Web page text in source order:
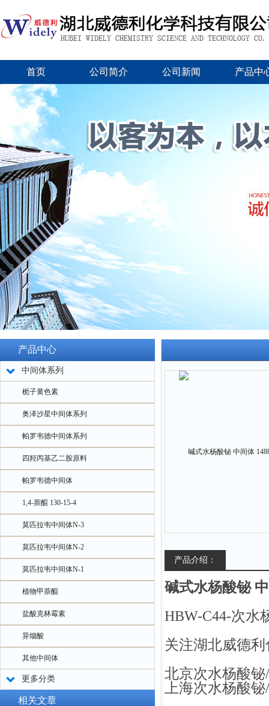
首页 公司简介 公司新闻 产品中
产品中心
中间体系列
栀子黄色素
奥泽沙星中间体系列
帕罗韦德中间体系列
四羟丙基乙二胺原料
帕罗韦德中间体
1,4-萘醌 130-15-4
莫匹拉韦中间体N-3
莫匹拉韦中间体N-2
莫匹拉韦中间体N-1
植物甲萘醌
盐酸克林霉素
异烟酸
其他中间体
更多分类
相关文章
产品介绍：
碱式水杨酸铋
HBW-C44-次水
关注湖北威德
北京次水杨酸
上海次水杨酸